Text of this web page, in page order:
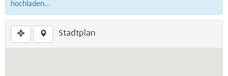
hochladen...
Stadtplan